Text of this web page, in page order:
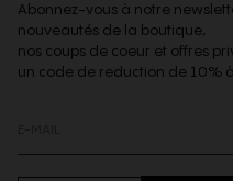
Abonnez-vous à notre
nouveautés de la boutique,
nos coups de coeur et offres
un code de reduction de 10%